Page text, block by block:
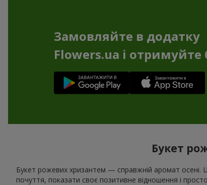
Замовляйте в додатку
Flowers.ua і отримуйте
Букет
Букет рожевих хризантем — справжній аромат осені.
почуття, показати своє позитивне відношення і